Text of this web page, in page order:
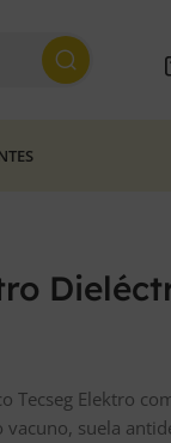
Tecseg Elektro
vacuno, suela